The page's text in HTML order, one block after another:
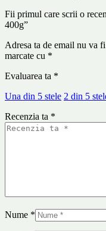
Fii primul care scrii o
400g”
Adresa ta de email nu va
marcate cu *
Evaluarea ta *
Una din 5 stele 2 din 5
Recenzia ta *
Nume *